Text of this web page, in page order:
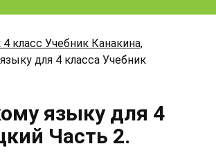
класс Учебник Канакина,
для 4 класса Учебник
языку для 4
Часть 2.